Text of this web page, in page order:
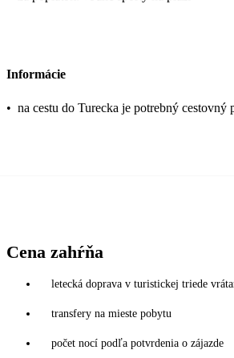
Informácie
• na cestu do Turecka je potrebný
Cena zahŕňa
letecká doprava v turistickej triede
transfery na mieste pobytu
počet nocí podľa potvrdenia o zájazde